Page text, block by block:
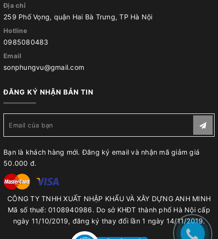
Địa chỉ
259 Phố Vọng, quận Hai Bà Trưng, TP Hà Nội
Hotline
0985080483
Email
sonphungvu@gmail.com
ĐĂNG KÝ NHẬN BẢN TIN
Bạn là khách hàng mới. Đăng ký email và nhận mã giảm giá
50.000 đ.
CÔNG TY TNHH XUẤT NHẬP KHẨU VÀ XÂY DỰNG ANH MINH
Mã số thuế: 0108940986. Do sở KHĐT thành phố Hà Nội cấp
ngày 11/10/2019, đăng ký thay đổi lần 1 ngày 14/11/2019.